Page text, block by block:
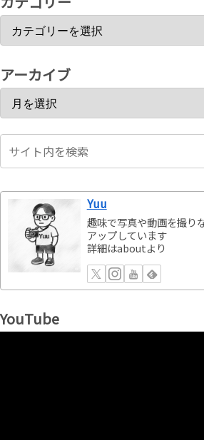
アーカイブ
Yuu
趣味で写真や動画を撮り
アップしています
詳細はaboutより
YouTube